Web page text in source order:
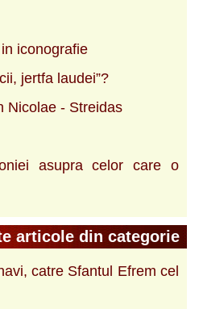
iconografie
jertfa laudei”?
Nicolae - Streidas
asupra celor care o
articole din categorie
catre Sfantul Efrem cel